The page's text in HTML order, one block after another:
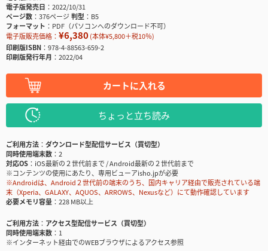
電子版発売日
2022/10/31
ページ数
376ページ判型
B5
フォーマット
PDF（パソコンへのダウンロード不可）
電子版販売価格： ¥6,380(本体¥5,800＋税10％)
印刷版ISBN
978-4-88563-659-2
印刷版発行年月
2022/04
カートに入れる
ちょっと立ち読み
ご利用方法
ダウンロード型配信サービス（買切型）
同時使用端末数
2
対応OS
iOS最新の２世代前まで / Android最新の２世代前まで
※コンテンツの使用にあたり、専用ビューアisho.jpが必要
※Androidは、Android２世代前の端末のうち、国内キャリア経由で販売されている端
末（Xperia、GALAXY、AQUOS、ARROWS、Nexusなど）にて動作確認しています
必要メモリ容量
228 MB以上
ご利用方法
アクセス型配信サービス（買切型）
同時使用端末数
1
※インターネット経由でのWEBブラウザによるアクセス参照